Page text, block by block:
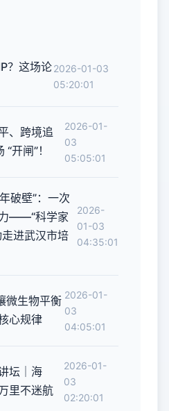
？这场论2026-01-03
05:20:01
、跨境追
开闸”！
2026-01-
03
05:05:01
破壁”：一次
——“科学家
进武汉市培
2026-
01-03
04:35:01
微生物平衡
心规律
2026-01-
03
04:05:01
坛｜海
里不迷航
2026-01-
03
02:20:01